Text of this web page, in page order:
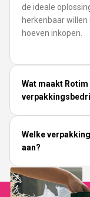
de ideale
herkenbaar
hoeven inkopen.
Wat maakt
Welke
aan?